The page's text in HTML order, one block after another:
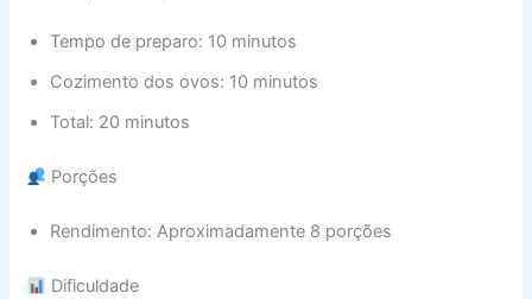
Tempo de preparo: 10 minutos
Cozimento dos ovos: 10 minutos
Total: 20 minutos
Porções
Rendimento: Aproximadamente 8 porções
Dificuldade